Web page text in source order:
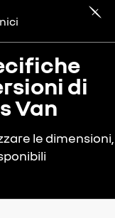
di
Van
le dimensioni,